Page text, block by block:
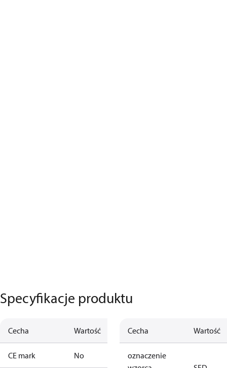
Specyfikacje produktu
Cecha Wartość
CE mark No
Cecha Wartość
oznaczenie